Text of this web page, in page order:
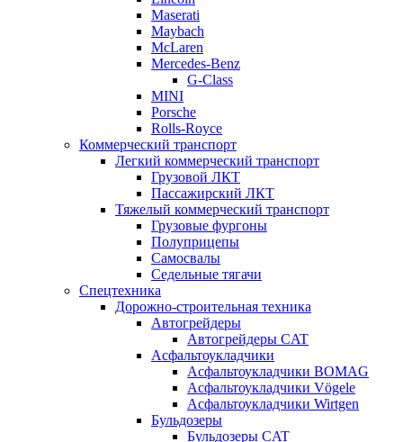
Maserati
Maybach
McLaren
Mercedes-Benz
G-Class
MINI
Porsche
Rolls-Royce
Коммерческий транспорт
Легкий коммерческий транспорт
Грузовой ЛКТ
Пассажирский ЛКТ
Тяжелый коммерческий транспорт
Грузовые фургоны
Полуприцепы
Самосвалы
Седельные тягачи
Спецтехника
Дорожно-строительная техника
Автогрейдеры
Автогрейдеры CAT
Асфальтоукладчики
Асфальтоукладчики BOMAG
Асфальтоукладчики Vögele
Асфальтоукладчики Wirtgen
Бульдозеры
Бульдозеры CAT